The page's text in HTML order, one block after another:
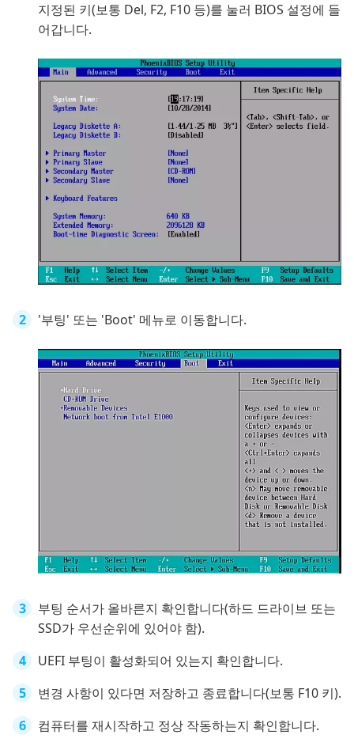
지정된 키(보통 Del, F2, F10 등)를 눌러 BIOS 설정에 들
어갑니다.
'부팅' 또는 'Boot' 메뉴로 이동합니다.
부팅 순서가 올바른지 확인합니다(하드 드라이브 또는
SSD가 우선순위에 있어야 함).
UEFI 부팅이 활성화되어 있는지 확인합니다.
변경 사항이 있다면 저장하고 종료합니다(보통 F10 키).
컴퓨터를 재시작하고 정상 작동하는지 확인합니다.